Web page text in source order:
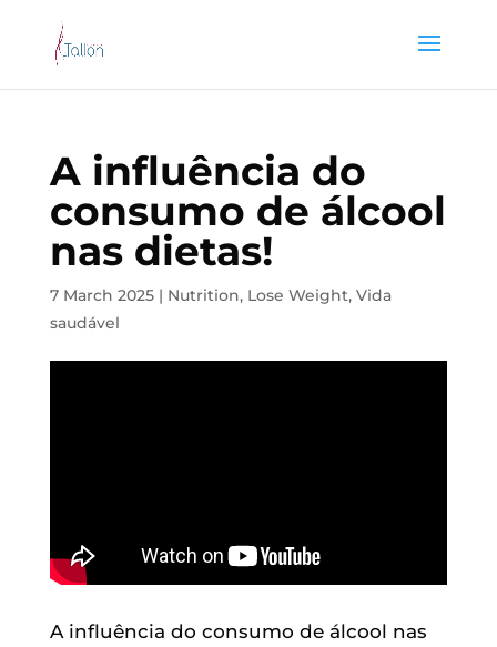
A influência do
consumo de álcool
nas dietas!
7 March 2025| Nutrition, Lose Weight, Vida
saudável
A influência do consumo de álcool nas